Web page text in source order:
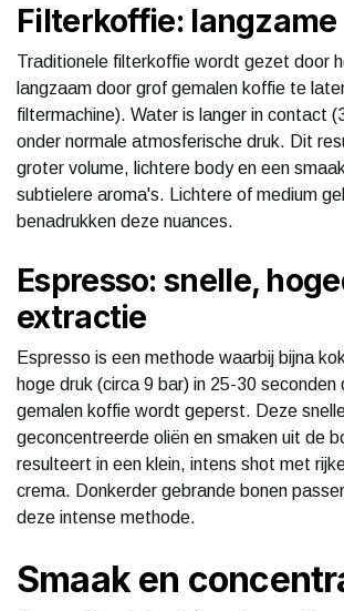
Filterkoffie:
Traditionele filterkoffie wordt gezet door
langzaam door grof gemalen koffie te
filtermachine). Water is langer in contact
onder normale atmosferische druk. Dit
groter volume, lichtere body en een
subtielere aroma's. Lichtere of medium
benadrukken deze nuances.
Espresso: snelle,
extractie
Espresso is een methode waarbij bijna
hoge druk (circa 9 bar) in 25-30 seconden
gemalen koffie wordt geperst. Deze
geconcentreerde oliën en smaken uit de
resulteert in een klein, intens shot met
crema. Donkerder gebrande bonen
deze intense methode.
Smaak en